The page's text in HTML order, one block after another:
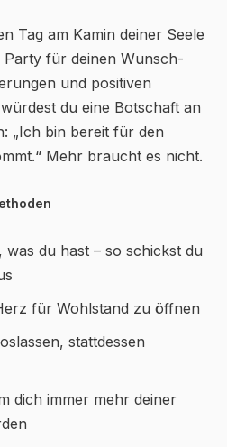
Tag am Kamin deiner Seele
für deinen Wunsch-
und positiven
du eine Botschaft an
„Ich bin bereit für den
Mehr braucht es nicht.
du hast – so schickst du
für Wohlstand zu öffnen
stattdessen
dich immer mehr deiner